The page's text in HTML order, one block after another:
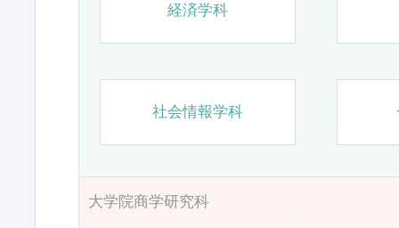
経済学科
社会情報学科
大学院商学研究科